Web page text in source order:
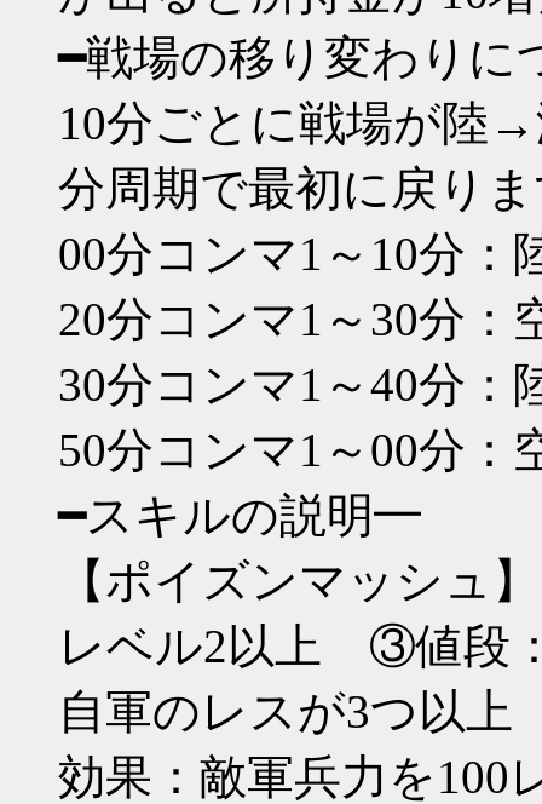
━戦場の移り変わり
10分ごとに戦場が陸
分周期で最初に戻り
00分コンマ1～10分
20分コンマ1～30分：
30分コンマ1～40分
50分コンマ1～00分：
━スキルの説明━
【ポイズンマッシ
レベル2以上 ③値段
自軍のレスが3つ以上
効果：敵軍兵力を100